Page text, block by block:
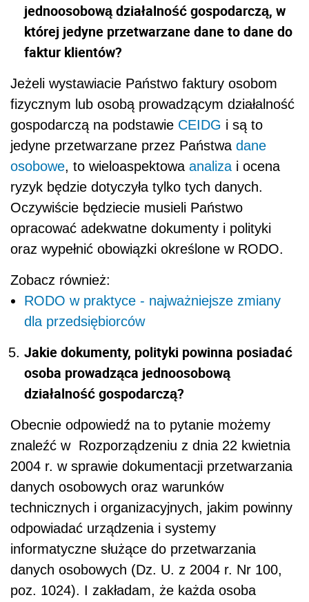
jednoosobową działalność gospodarczą, w
której jedyne przetwarzane dane to dane do
faktur klientów?
Jeżeli wystawiacie Państwo faktury osobom
fizycznym lub osobą prowadzącym działalność
gospodarczą na podstawie CEIDG i są to
jedyne przetwarzane przez Państwa dane
osobowe, to wieloaspektowa analiza i ocena
ryzyk będzie dotyczyła tylko tych danych.
Oczywiście będziecie musieli Państwo
opracować adekwatne dokumenty i polityki
oraz wypełnić obowiązki określone w RODO.
Zobacz również:
RODO w praktyce - najważniejsze zmiany
dla przedsiębiorców
Jakie dokumenty, polityki powinna posiadać
osoba prowadząca jednoosobową
działalność gospodarczą?
Obecnie odpowiedź na to pytanie możemy
znaleźć w Rozporządzeniu z dnia 22 kwietnia
2004 r. w sprawie dokumentacji przetwarzania
danych osobowych oraz warunków
technicznych i organizacyjnych, jakim powinny
odpowiadać urządzenia i systemy
informatyczne służące do przetwarzania
danych osobowych (Dz. U. z 2004 r. Nr 100,
poz. 1024). I zakładam, że każda osoba